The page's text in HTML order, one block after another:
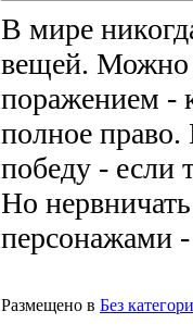
В мире
вещей. Можно
поражением -
полное
победу - если
Но
персонажами
Размещено в Без